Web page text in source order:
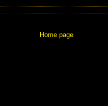
Home page